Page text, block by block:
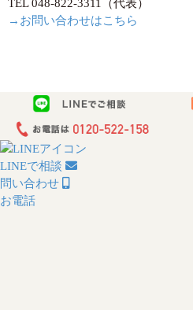
TEL 048-822-3311（代表）
→お問い合わせはこちら
LINEで相談
問い合わせ
お電話